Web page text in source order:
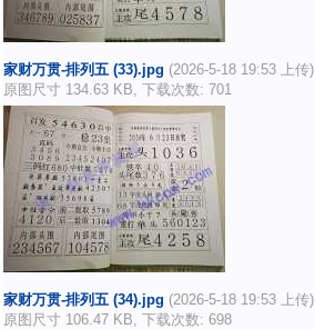
家财万贯-排列五 (33).jpg (2026-5-18 19:53 上传)
原图尺寸 134.63 KB, 下载次数: 701
家财万贯-排列五 (34).jpg (2026-5-18 19:53 上传)
原图尺寸 106.47 KB, 下载次数: 698